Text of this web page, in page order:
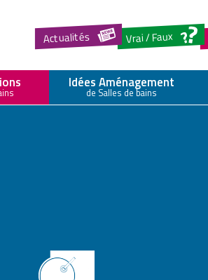
Actualités Vrai / Faux
Idées Aménagement
de Salles de bains